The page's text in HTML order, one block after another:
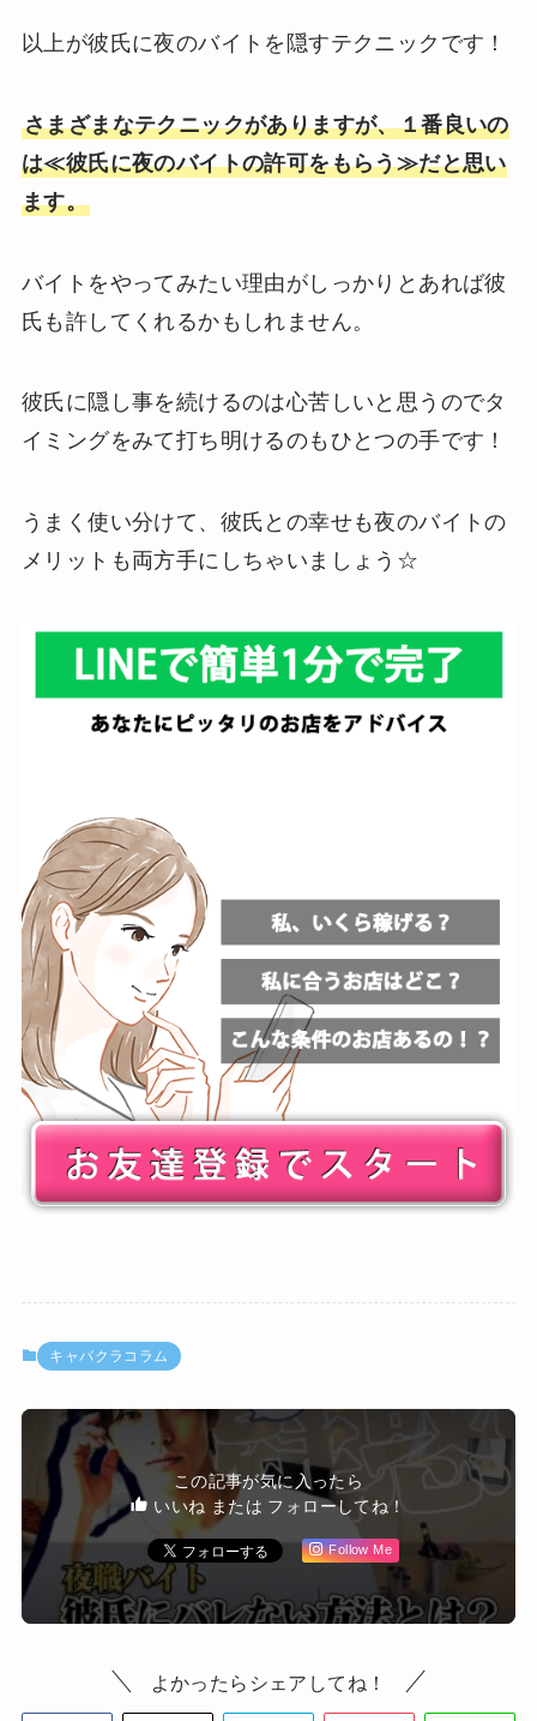
以上が彼氏に夜のバイトを隠すテクニックです！
さまざまなテクニックがありますが、１番良いの
は≪彼氏に夜のバイトの許可をもらう≫だと思い
ます。
バイトをやってみたい理由がしっかりとあれば彼
氏も許してくれるかもしれません。
彼氏に隠し事を続けるのは心苦しいと思うのでタ
イミングをみて打ち明けるのもひとつの手です！
うまく使い分けて、彼氏との幸せも夜のバイトの
メリットも両方手にしちゃいましょう☆
キャバクラコラム
この記事が気に入ったら
いいね または フォローしてね！
Follow Me
よかったらシェアしてね！